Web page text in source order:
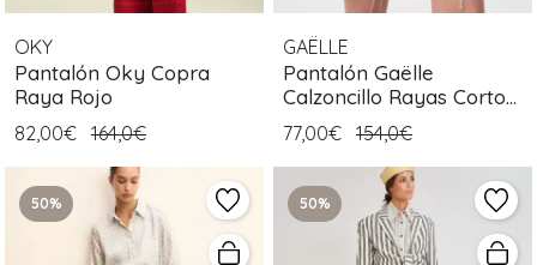
OKY
Pantalón Oky Copra
Raya Rojo
82,00€ 164,0€
GAËLLE
Pantalón Gaëlle
Calzoncillo Rayas Corto
Azul
77,00€ 154,0€
50% 50%